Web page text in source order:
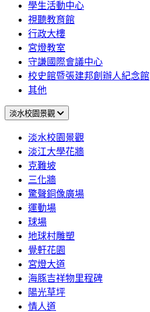
學生活動中心
視聽教育館
行政大樓
宮燈教室
守謙國際會議中心
校史館暨張建邦創辦人紀念館
其他
淡水校園景觀
淡水校園景觀
淡江大學花牆
克難坡
三化牆
驚聲銅像廣場
運動場
球場
地球村雕塑
覺軒花園
宮燈大道
海豚吉祥物里程碑
陽光草坪
情人道